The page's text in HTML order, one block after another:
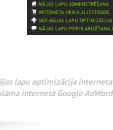
SEO оптимизация сайта для
в интернете Google